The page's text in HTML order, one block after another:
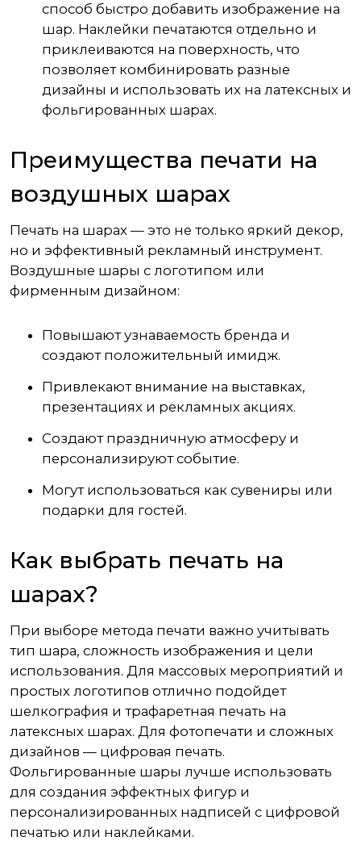
способ быстро добавить изображение на
шар. Наклейки печатаются отдельно и
приклеиваются на поверхность, что
позволяет комбинировать разные
дизайны и использовать их на латексных и
фольгированных шарах.
Преимущества печати на
воздушных шарах
Печать на шарах — это не только яркий декор,
но и эффективный рекламный инструмент.
Воздушные шары с логотипом или
фирменным дизайном:
Повышают узнаваемость бренда и
создают положительный имидж.
Привлекают внимание на выставках,
презентациях и рекламных акциях.
Создают праздничную атмосферу и
персонализируют событие.
Могут использоваться как сувениры или
подарки для гостей.
Как выбрать печать на
шарах?
При выборе метода печати важно учитывать
тип шара, сложность изображения и цели
использования. Для массовых мероприятий и
простых логотипов отлично подойдет
шелкография и трафаретная печать на
латексных шарах. Для фотопечати и сложных
дизайнов — цифровая печать.
Фольгированные шары лучше использовать
для создания эффектных фигур и
персонализированных надписей с цифровой
печатью или наклейками.